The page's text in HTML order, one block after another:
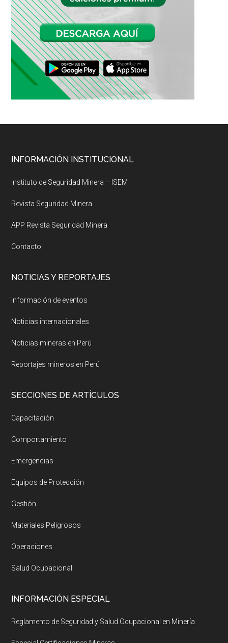
Footer
INFORMACIÓN INSTITUCIONAL
Instituto de Seguridad Minera – ISEM
Revista Seguridad Minera
APP Revista Seguridad Minera
Contacto
NOTICIAS Y REPORTAJES
Información de eventos
Noticias internacionales
Noticias mineras en Perú
Reportajes mineros en Perú
SECCIONES DE ARTÍCULOS
Capacitación
Comportamiento
Emergencias
Equipos de Protección
Gestión
Materiales Peligrosos
Operaciones
Salud Ocupacional
INFORMACIÓN ESPECIAL
Reglamento de Seguridad y Salud Ocupacional en Minería